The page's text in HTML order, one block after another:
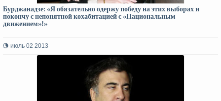
Бурджанадзе: «Я обязательно одержу победу на этих выборах и
покончу с непонятной кохабитацией с «Национальным
движением»!»
июль 02 2013